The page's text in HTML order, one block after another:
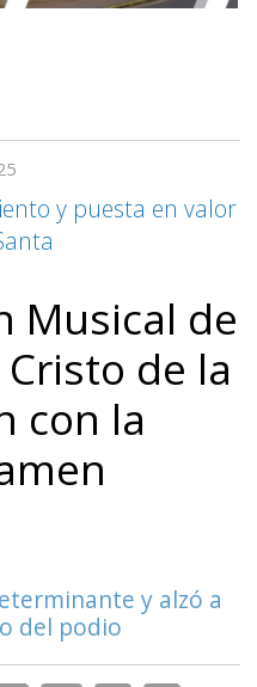
y puesta en valor
Musical de
de la
con la
y alzó a
del podio